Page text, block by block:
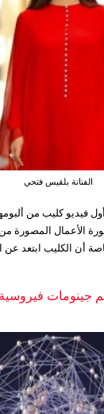
الفنانة بلقيس فتحي
فيديو كليب من ألبومها
الأعمال المصورة
أن الكليب ابتعد
جينومات فيروسية